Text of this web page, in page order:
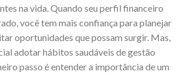
na vida. Quando seu perfil financeiro
você tem mais confiança para planejar
oportunidades que possam surgir. Mas,
adotar hábitos saudáveis de gestão
passo é entender a importância de um